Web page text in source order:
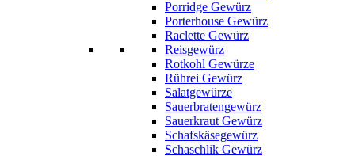
Porridge Gewürz
Porterhouse Gewürz
Raclette Gewürz
Reisgewürz
Rotkohl Gewürze
Rührei Gewürz
Salatgewürze
Sauerbratengewürz
Sauerkraut Gewürz
Schafskäsegewürz
Schaschlik Gewürz